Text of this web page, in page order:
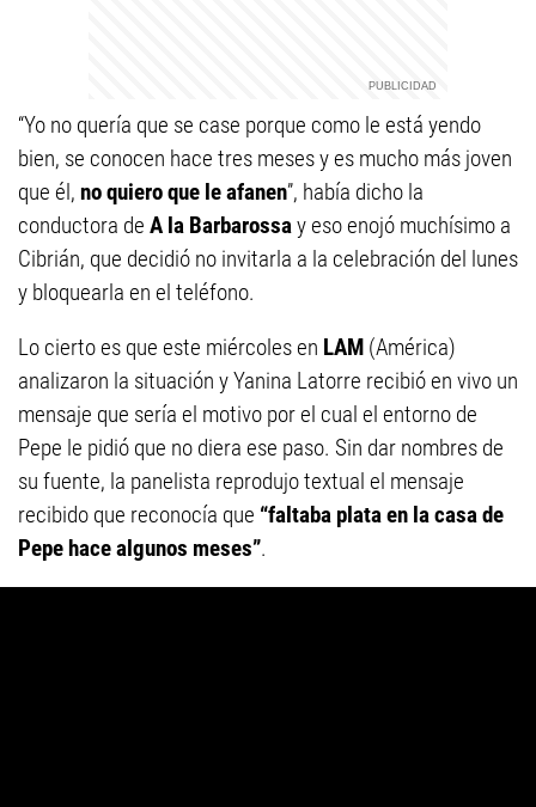
“Yo no quería que se case porque como le está yendo
bien, se conocen hace tres meses y es mucho más joven
que él, no quiero que le afanen”, había dicho la
conductora de A la Barbarossay eso enojó muchísimo a
Cibrián, que decidió no invitarla a la celebración del lunes
y bloquearla en el teléfono.
Lo cierto es que este miércoles en LAM (América)
analizaron la situación y Yanina Latorre recibió en vivo un
mensaje que sería el motivo por el cual el entorno de
Pepe le pidió que no diera ese paso. Sin dar nombres de
su fuente, la panelista reprodujo textual el mensaje
recibido que reconocía que “faltaba plata en la casa de
Pepe hace algunos meses”.